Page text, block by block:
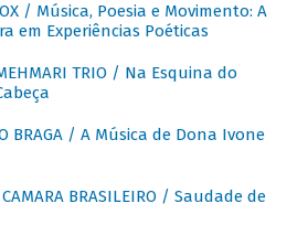
/ Música, Poesia e Movimento: A
em Experiências Poéticas
TRIO / Na Esquina do
BRAGA / A Música de Dona Ivone
CAMARA BRASILEIRO / Saudade de